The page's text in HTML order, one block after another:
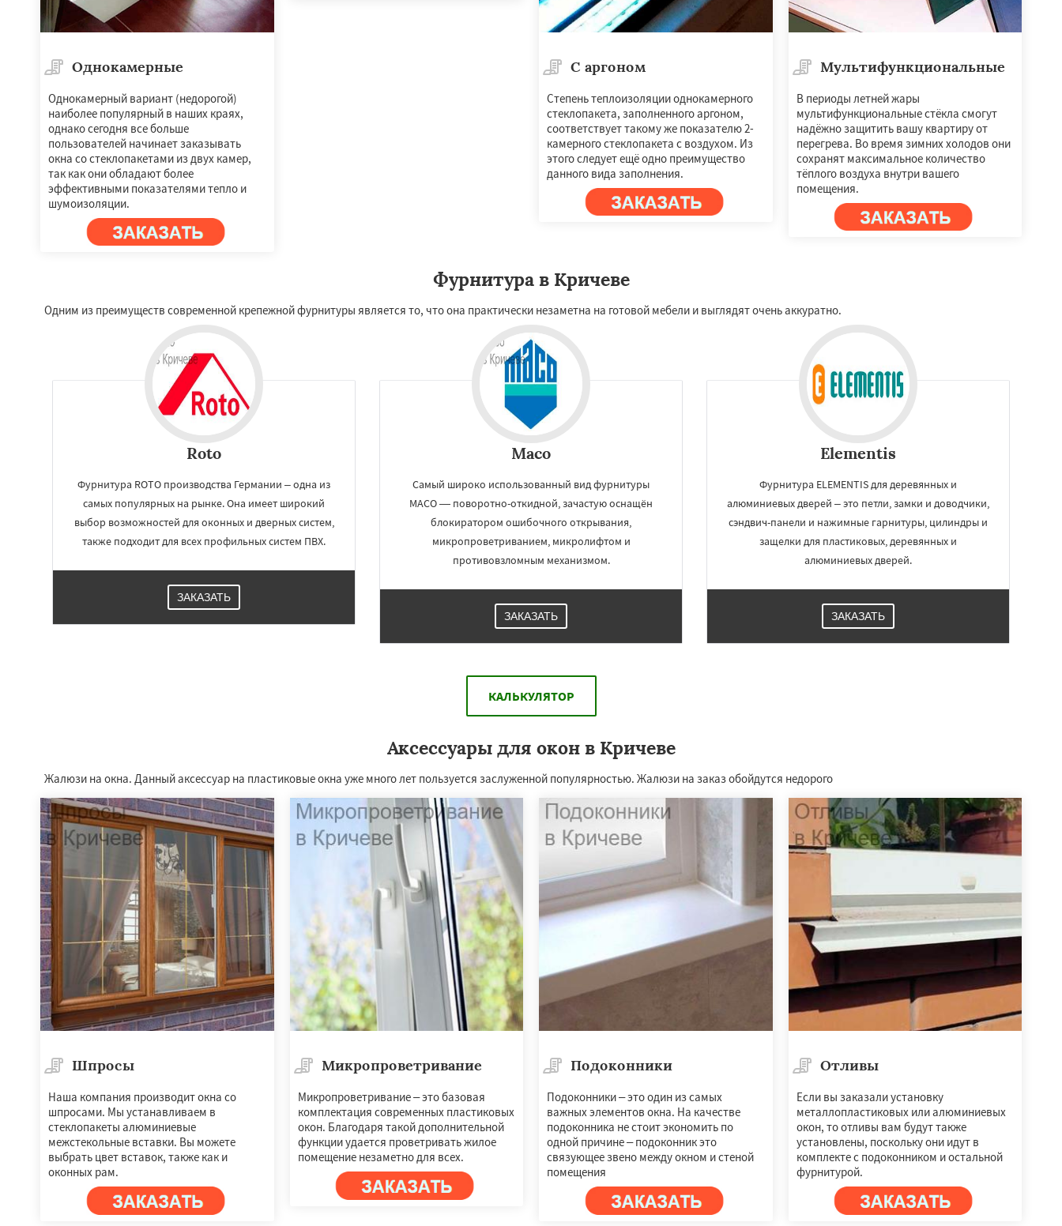
Однокамерные
Однокамерный вариант (недорогой)
наиболее популярный в наших краях,
однако сегодня все больше
пользователей начинает заказывать
окна со стеклопакетами из двух камер,
так как они обладают более
эффективными показателями тепло и
шумоизоляции.
С аргоном
Степень теплоизоляции однокамерного
стеклопакета, заполненного аргоном,
соответствует такому же показателю 2-
камерного стеклопакета с воздухом. Из
этого следует ещё одно преимущество
данного вида заполнения.
Мультифункциональные
В периоды летней жары
мультифункциональные стёкла смогут
надёжно защитить вашу квартиру от
перегрева. Во время зимних холодов они
сохранят максимальное количество
тёплого воздуха внутри вашего
помещения.
Фурнитура в Кричеве
Одним из преимуществ современной крепежной фурнитуры является то, что она практически незаметна на готовой мебели и выглядят очень аккуратно.
Roto
Фурнитура ROTO производства Германии – одна из
самых популярных на рынке. Она имеет широкий
выбор возможностей для оконных и дверных систем,
также подходит для всех профильных систем ПВХ.
ЗАКАЗАТЬ
Maco
Самый широко использованный вид фурнитуры
MACO — поворотно-откидной, зачастую оснащён
блокиратором ошибочного открывания,
микропроветриванием, микролифтом и
противовзломным механизмом.
ЗАКАЗАТЬ
Elementis
Фурнитура ELEMENTIS для деревянных и
алюминиевых дверей – это петли, замки и доводчики,
сэндвич-панели и нажимные гарнитуры, цилиндры и
защелки для пластиковых, деревянных и
алюминиевых дверей.
ЗАКАЗАТЬ
КАЛЬКУЛЯТОР
Аксессуары для окон в Кричеве
Жалюзи на окна. Данный аксессуар на пластиковые окна уже много лет пользуется заслуженной популярностью. Жалюзи на заказ обойдутся недорого
Шпросы
Наша компания производит окна со
шпросами. Мы устанавливаем в
стеклопакеты алюминиевые
межстекольные вставки. Вы можете
выбрать цвет вставок, также как и
оконных рам.
Микропроветривание
Микропроветривание – это базовая
комплектация современных пластиковых
окон. Благодаря такой дополнительной
функции удается проветривать жилое
помещение незаметно для всех.
Подоконники
Подоконники – это один из самых
важных элементов окна. На качестве
подоконника не стоит экономить по
одной причине – подоконник это
связующее звено между окном и стеной
помещения
Отливы
Если вы заказали установку
металлопластиковых или алюминиевых
окон, то отливы вам будут также
установлены, поскольку они идут в
комплекте с подоконником и остальной
фурнитурой.